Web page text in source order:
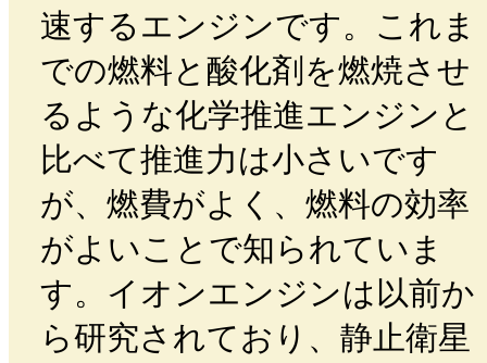
速するエンジンです。これま
での燃料と酸化剤を燃焼させ
るような化学推進エンジンと
比べて推進力は小さいです
が、燃費がよく、燃料の効率
がよいことで知られていま
す。イオンエンジンは以前か
ら研究されており、静止衛星